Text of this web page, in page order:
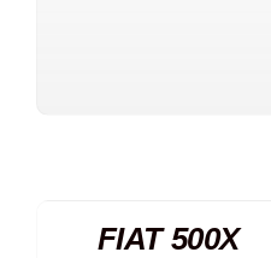
FIAT 500X